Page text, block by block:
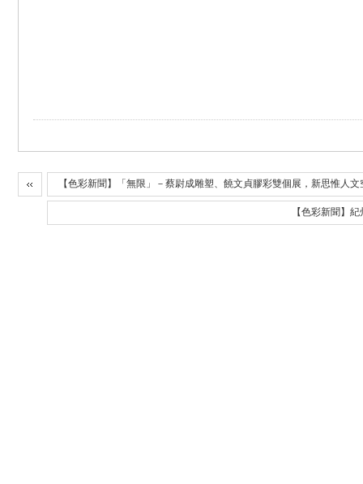
【色彩新聞】「無限」－蔡尉成雕塑、饒文貞膠彩雙個展，新思惟人文
【色彩新聞】